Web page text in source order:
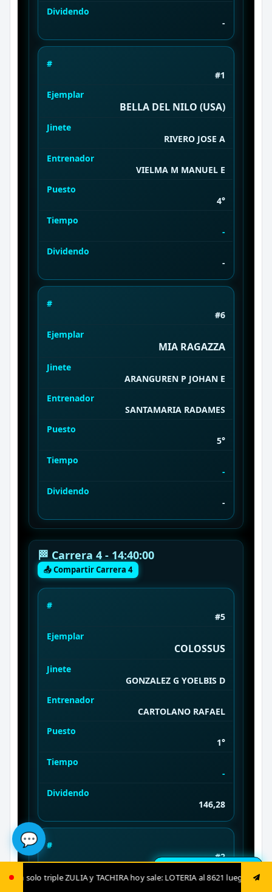
sale: LOTERIA al 8621 luego envía ya: ANIMAL al 8621 jugada fija:
Dividendo
-
#
#1
Ejemplar
BELLA DEL NILO (USA)
Jinete
RIVERO JOSE A
Entrenador
VIELMA M MANUEL E
Puesto
4°
Tiempo
-
Dividendo
-
#
#6
Ejemplar
MIA RAGAZZA
Jinete
ARANGUREN P JOHAN E
Entrenador
SANTAMARIA RADAMES
Puesto
5°
Tiempo
-
Dividendo
-
🏁 Carrera 4 - 14:40:00
📤 Compartir Carrera 4
#
#5
Ejemplar
COLOSSUS
Jinete
GONZALEZ G YOELBIS D
Entrenador
CARTOLANO RAFAEL
Puesto
1°
Tiempo
-
Dividendo
146,28
#
#2
Ejemplar
💬